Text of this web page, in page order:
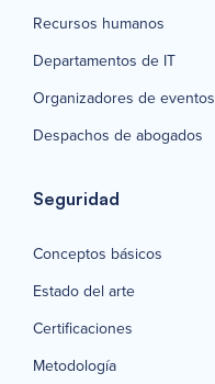
Recursos humanos
Departamentos de IT
Organizadores de eventos
Despachos de abogados
Seguridad
Conceptos básicos
Estado del arte
Certificaciones
Metodología